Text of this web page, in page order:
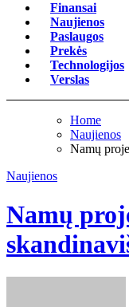
Finansai
Naujienos
Paslaugos
Prekės
Technologijos
Verslas
Home
Naujienos
Namų
Naujienos
Namų